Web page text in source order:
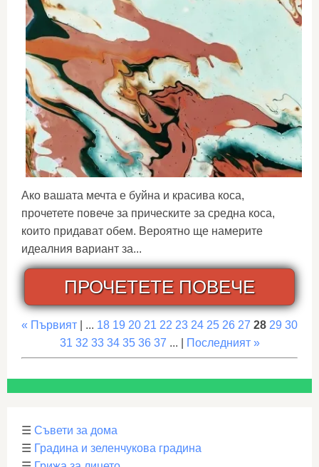
Ако вашата мечта е буйна и красива коса,
прочетете повече за прическите за средна коса,
които придават обем. Вероятно ще намерите
идеалния вариант за...
ПРОЧЕТЕТЕ ПОВЕЧЕ
« Първият | ... 18 19 20 21 22 23 24 25 26 27 28 29 30
31 32 33 34 35 36 37 ... | Последният »
☰ Съвети за дома
☰ Градина и зеленчукова градина